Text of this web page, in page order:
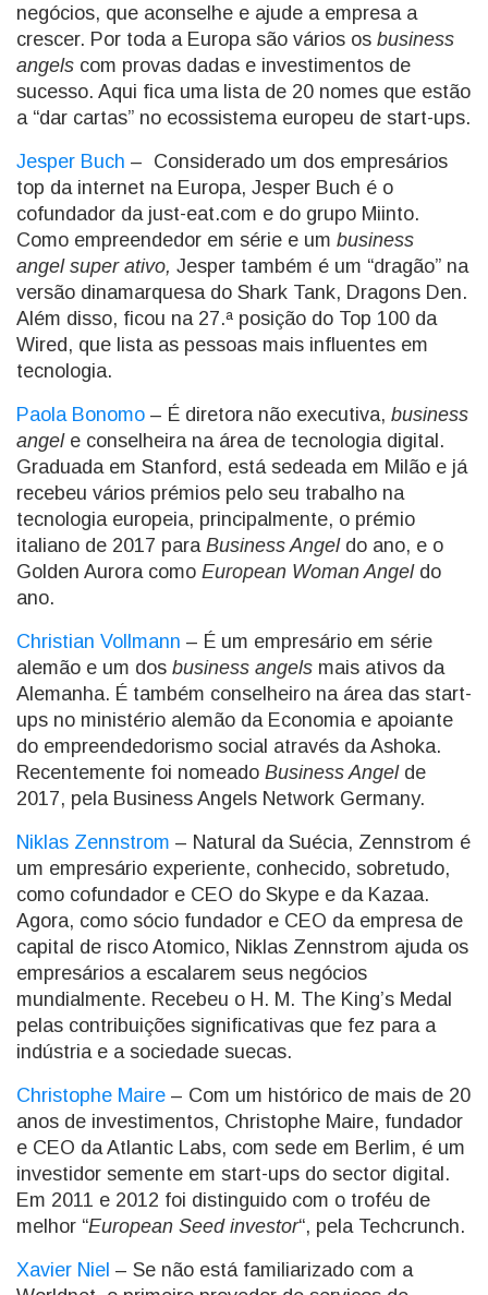
negócios, que aconselhe e ajude a empresa a
crescer. Por toda a Europa são vários os business
angels com provas dadas e investimentos de
sucesso. Aqui fica uma lista de 20 nomes que estão
a “dar cartas” no ecossistema europeu de start-ups.
Jesper Buch – Considerado um dos empresários
top da internet na Europa, Jesper Buch é o
cofundador da just-eat.com e do grupo Miinto.
Como empreendedor em série e um business
angel super ativo, Jesper também é um “dragão” na
versão dinamarquesa do Shark Tank, Dragons Den.
Além disso, ficou na 27.ª posição do Top 100 da
Wired, que lista as pessoas mais influentes em
tecnologia.
Paola Bonomo – É diretora não executiva, business
angele conselheira na área de tecnologia digital.
Graduada em Stanford, está sedeada em Milão e já
recebeu vários prémios pelo seu trabalho na
tecnologia europeia, principalmente, o prémio
italiano de 2017 paraBusiness Angeldo ano, e o
Golden Aurora como European Woman Angeldo
ano.
Christian Vollmann – É um empresário em série
alemão e um dos business angels mais ativos da
Alemanha. É também conselheiro na área das start-
ups no ministério alemão da Economia e apoiante
do empreendedorismo social através da Ashoka.
Recentemente foi nomeado Business Angel de
2017, pela Business Angels Network Germany.
Niklas Zennstrom – Natural da Suécia, Zennstrom é
um empresário experiente, conhecido, sobretudo,
como cofundador e CEO do Skype e da Kazaa.
Agora, como sócio fundador e CEO da empresa de
capital de risco Atomico, Niklas Zennstrom ajuda os
empresários a escalarem seus negócios
mundialmente. Recebeu o H. M. The King’s Medal
pelas contribuições significativas que fez para a
indústria e a sociedade suecas.
Christophe Maire – Com um histórico de mais de 20
anos de investimentos, Christophe Maire, fundador
e CEO da Atlantic Labs, com sede em Berlim, é um
investidor semente em start-ups do sector digital.
Em 2011 e 2012 foi distinguido com o troféu de
melhor “European Seed investor“, pela Techcrunch.
Xavier Niel – Se não está familiarizado com a